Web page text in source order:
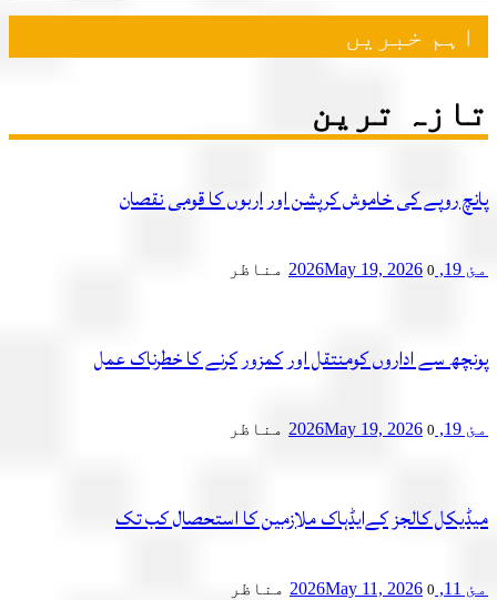
خبریں
ترین
روپے کی خاموش کرپشن اور اربوں کا قومی نقصان
May 19, 2026 0 مناظر
سے اداروں کومنتقل اور کمزور کرنے کا خطرناک عمل
May 19, 2026 0 مناظر
کالجز کےایڈہاک ملازمین کا استحصال کب تک
May 11, 2026 0 مناظر